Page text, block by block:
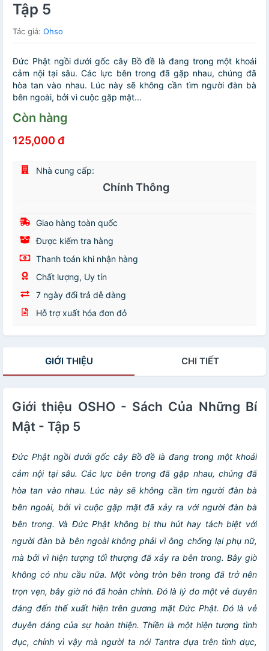
Tập 5
Tác giả: Ohso
Đức Phật ngồi dưới gốc cây Bồ đề là đang trong một khoái
cảm nội tại sâu. Các lực bên trong đã gặp nhau, chúng đã
hòa tan vào nhau. Lúc này sẽ không cần tìm người đàn bà
bên ngoài, bởi vì cuộc gặp mặt...
Còn hàng
125,000 đ
Nhà cung cấp:
Chính Thông
Giao hàng toàn quốc
Được kiểm tra hàng
Thanh toán khi nhận hàng
Chất lượng, Uy tín
7 ngày đổi trả dễ dàng
Hỗ trợ xuất hóa đơn đỏ
GIỚI THIỆU CHI TIẾT
Giới thiệu OSHO - Sách Của Những Bí
Mật - Tập 5
Đức Phật ngồi dưới gốc cây Bồ đề là đang trong một khoái
cảm nội tại sâu. Các lực bên trong đã gặp nhau, chúng đã
hòa tan vào nhau. Lúc này sẽ không cần tìm người đàn bà
bên ngoài, bởi vì cuộc gặp mặt đã xảy ra với người đàn bà
bên trong. Và Đức Phật không bị thu hút hay tách biệt với
người đàn bà bên ngoài không phải vì ông chống lại phụ nữ,
mà bởi vì hiện tượng tối thượng đã xảy ra bên trong. Bây giờ
không có nhu cầu nữa. Một vòng tròn bên trong đã trở nên
trọn vẹn, bây giờ nó đã hoàn chỉnh. Đó là lý do một vẻ duyên
dáng đến thế xuất hiện trên gương mặt Đức Phật. Đó là vẻ
duyên dáng của sự hoàn thiện. Thiền là một hiện tượng tình
dục, chính vì vậy mà người ta nói Tantra dựa trên tình dục,